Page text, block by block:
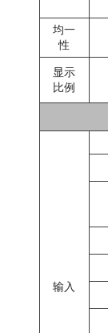
均一
性
显示
比例
输入